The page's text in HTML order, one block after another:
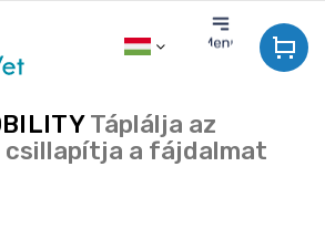
Táplálja az
a fájdalmat